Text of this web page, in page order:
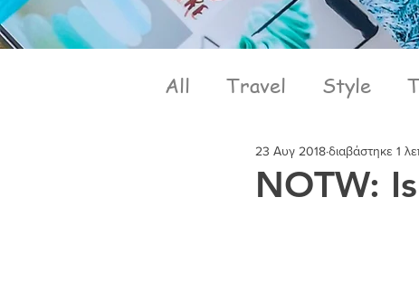
All Travel Style
NOTW:
23 Αυγ 2018διαβάστηκε 1